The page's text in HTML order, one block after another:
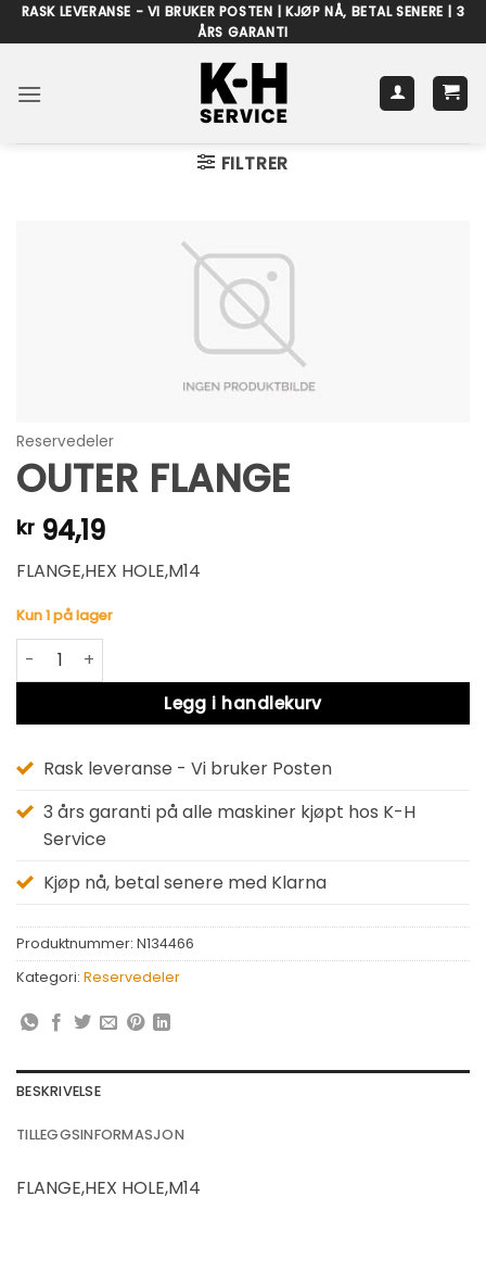
Skip
to
RASK LEVERANSE - VI BRUKER POSTEN | KJØP NÅ, BETAL SENERE | 3
ÅRS GARANTI
FILTRER
Reservedeler
OUTER FLANGE
kr 94,19
FLANGE,HEX HOLE,M14
Kun 1 på lager
OUTER FLANGE antall
Legg i handlekurv
Alternative:
Rask leveranse - Vi bruker Posten
3 års garanti på alle maskiner kjøpt hos K-H
Service
Kjøp nå, betal senere med Klarna
Produktnummer: N134466
Kategori: Reservedeler
BESKRIVELSE
TILLEGGSINFORMASJON
FLANGE,HEX HOLE,M14